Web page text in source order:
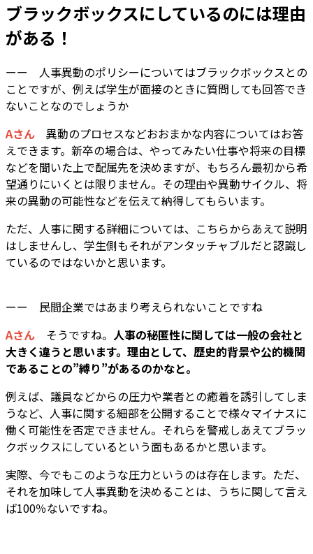
ブラックボックスにしているのには理由
がある！
ーー 人事異動のポリシーについてはブラックボックスとの
ことですが、例えば学生が面接のときに質問しても回答でき
ないことなのでしょうか
Aさん
異動のプロセスなどおおまかな内容についてはお答
えできます。新卒の場合は、やってみたい仕事や将来の目標
などを聞いた上で配属先を決めますが、もちろん最初から希
望通りにいくとは限りません。その理由や異動サイクル、将
来の異動の可能性などを伝えて納得してもらいます。
ただ、人事に関する詳細については、こちらからあえて説明
はしませんし、学生側もそれがアンタッチャブルだと認識し
ているのではないかと思います。
ーー 民間企業ではあまり考えられないことですね
Aさん そうですね。 人事の秘匿性に関しては一般の会社と
大きく違うと思います。理由として、歴史的背景や公的機関
であることの”縛り”があるのかなと。
例えば、議員などからの圧力や業者との癒着を誘引してしま
うなど、人事に関する細部を公開することで様々マイナスに
働く可能性を否定できません。それらを警戒しあえてブラッ
クボックスにしているという面もあるかと思います。
実際、今でもこのような圧力というのは存在します。ただ、
それを加味して人事異動を決めることは、うちに関して言え
ば100％ないですね。